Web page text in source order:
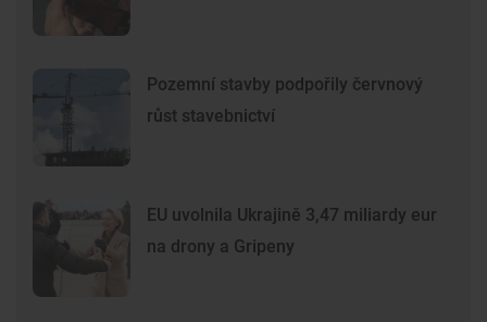
Pozemní stavby podpořily červnový
růst stavebnictví
EU uvolnila Ukrajině 3,47 miliardy eur
na drony a Gripeny